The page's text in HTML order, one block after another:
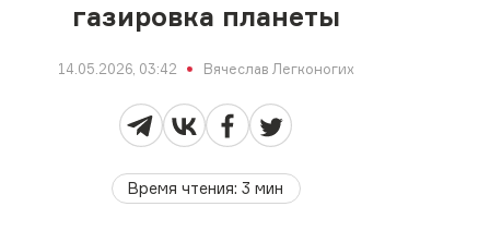
газировка планеты
14.05.2026, 03:42 Вячеслав Легконогих
Время чтения:3 мин